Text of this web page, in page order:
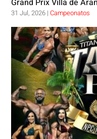
Grand Prix Villa de
31 Jul, 2026 |Campeonatos